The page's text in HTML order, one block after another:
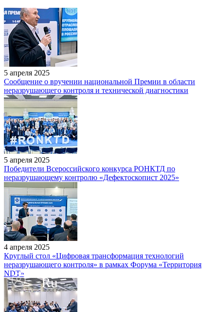
Ru
5 апреля 2025
Сообщение о вручении национальной Премии в области
неразрушающего контроля и технической диагностики
5 апреля 2025
Победители Всероссийского конкурса РОНКТД по
неразрушающему контролю «Дефектоскопист 2025»
4 апреля 2025
Круглый стол «Цифровая трансформация технологий
неразрушающего контроля» в рамках Форума «Территория
NDT»